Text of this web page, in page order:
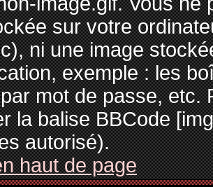
sur votre
ni une image
exemple : les
mot de passe, etc.
la balise BBCode
autorisé).
haut de page